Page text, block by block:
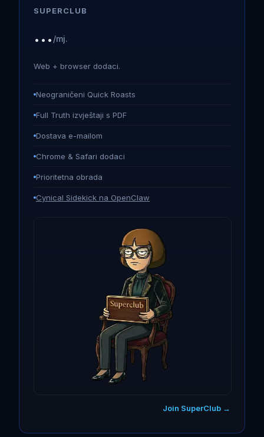
SUPERCLUB
... /mj.
Web + browser dodaci.
Neograničeni Quick Roasts
Full Truth izvještaji s PDF
Dostava e-mailom
Chrome & Safari dodaci
Prioritetna obrada
Cynical Sidekick na OpenClaw
Join SuperClub →